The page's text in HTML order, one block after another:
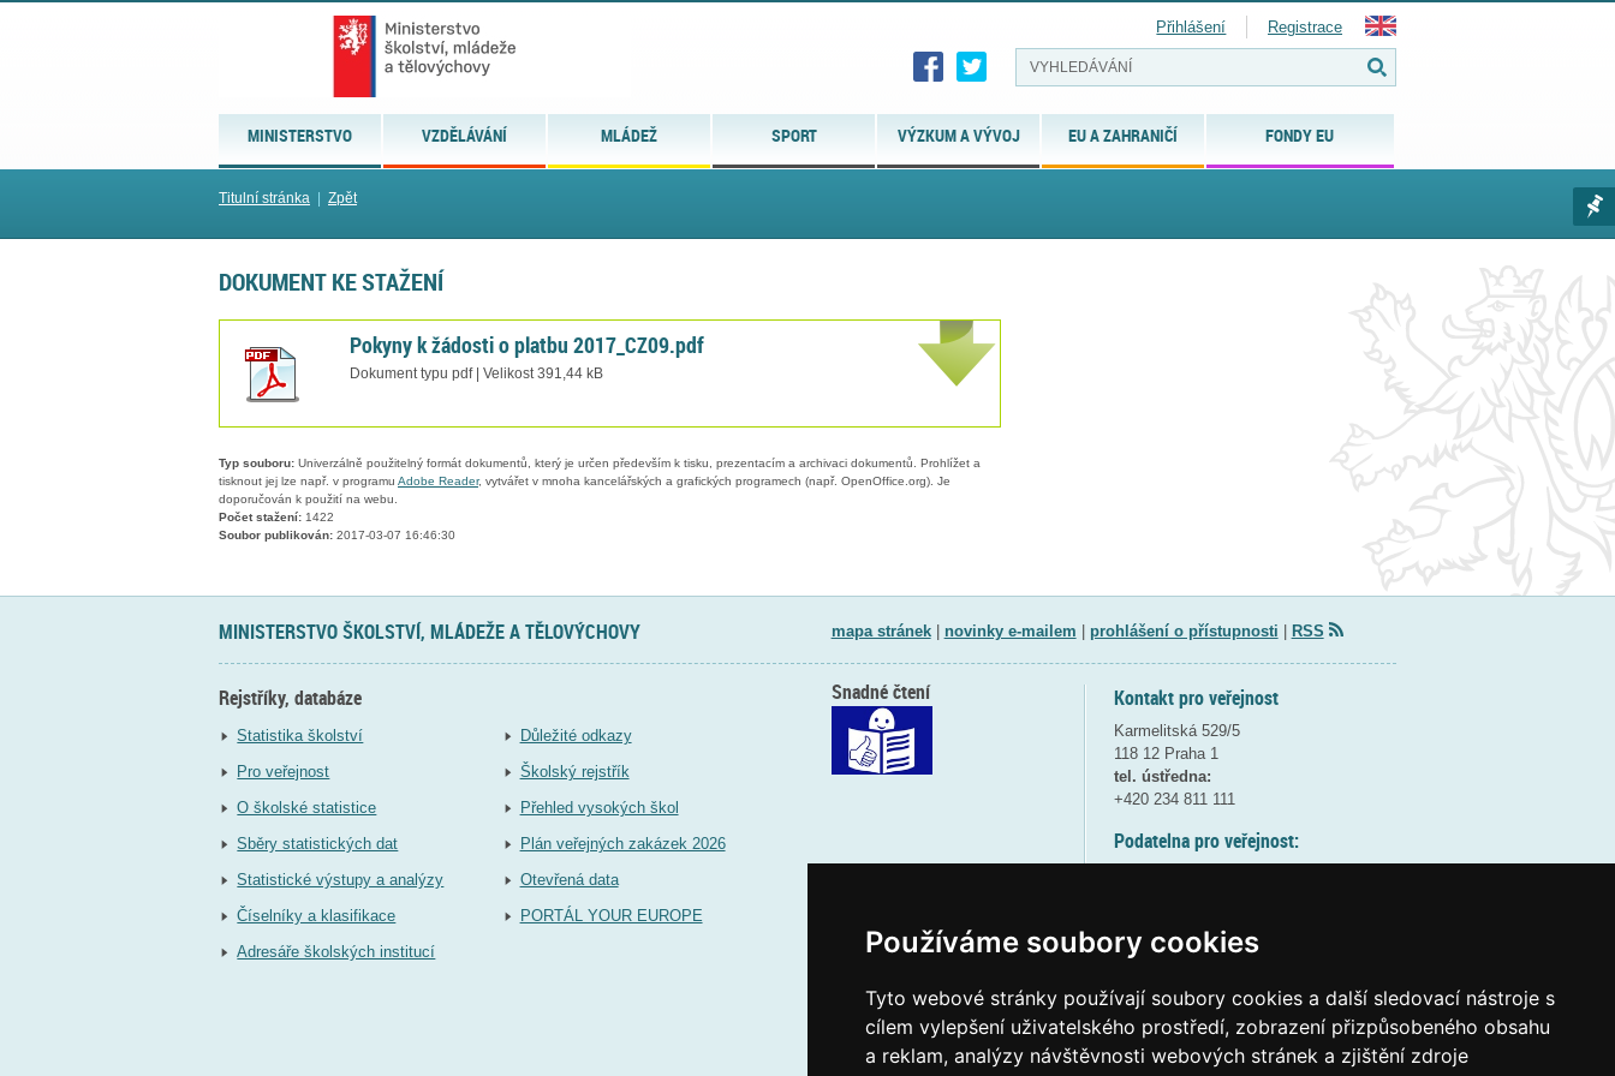
Používáme soubory cookies
Tyto webové stránky používají soubory cookies a další sledovací nástroje s
cílem vylepšení uživatelského prostředí, zobrazení přizpůsobeného obsahu
a reklam, analýzy návštěvnosti webových stránek a zjištění zdroje
MINISTERSTVO VZDĚLÁVÁNÍ MLÁDEŽ SPORT VÝZKUM A VÝVOJ EU A ZAHRANIČÍ FONDY EU
Přihlášení Registrace
Titulní stránka Zpět
DOKUMENT KE STAŽENÍ
Pokyny k žádosti o platbu 2017_CZ09.pdf
Dokument typu pdf | Velikost 391,44 kB
Typ souboru: Univerzálně použitelný formát dokumentů, který je určen především k tisku, prezentacím a archivaci dokumentů. Prohlížet a
tisknout jej lze např. v programu Adobe Reader, vytvářet v mnoha kancelářských a grafických programech (např. OpenOffice.org). Je
doporučován k použití na webu.
Počet stažení: 1422
Soubor publikován: 2017-03-07 16:46:30
MINISTERSTVO ŠKOLSTVÍ, MLÁDEŽE A TĚLOVÝCHOVY mapa stránek| novinky e-mailem prohlášení o přístupnosti RSS
Rejstříky, databáze
Statistika školství
Pro veřejnost
O školské statistice
Sběry statistických dat
Statistické výstupy a analýzy
Číselníky a klasifikace
Adresáře školských institucí
Důležité odkazy
Školský rejstřík
Přehled vysokých škol
Plán veřejných zakázek 2026
Otevřená data
PORTÁL YOUR EUROPE
Kontakt pro veřejnost
Karmelitská 529/5
118 12 Praha 1
tel. ústředna:
+420 234 811 111
Podatelna pro veřejnost:
(více informací
Elektronická podatelna:
posta@msmtgov cz
Snadné čtení